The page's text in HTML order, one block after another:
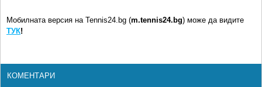
Мобилната версия на Tennis24.bg (m.tennis24.bg) може да видите
ТУК!
КОМЕНТАРИ